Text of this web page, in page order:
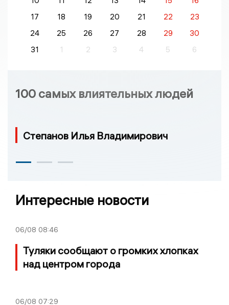
17
18 19 20 21 22
23
24
25 26 27 28 29
30
31
1 2 3 4 5 6
100 самых влиятельных людей
Степанов Илья Владимирович
Интересные новости
06/08 08:46
Туляки сообщают о громких хлопках
над центром города
06/08 07:29